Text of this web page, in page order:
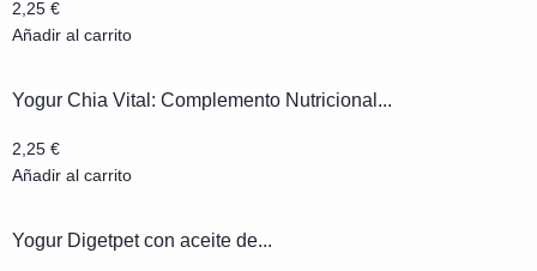
2,25 €
Añadir al carrito
Yogur Chia Vital: Complemento Nutricional...
2,25 €
Añadir al carrito
Yogur Digetpet con aceite de...